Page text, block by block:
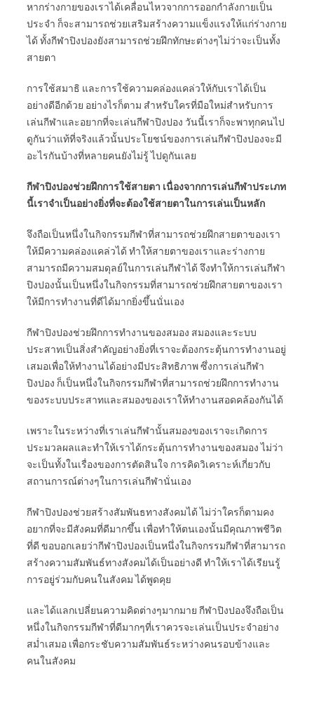
หากร่างกายของเราได้เคลื่อนไหวจากการออกกำลังกายเป็น
ประจำ ก็จะสามารถช่วยเสริมสร้างความแข็งแรงให้แก่ร่างกาย
ได้ ทั้งกีฬาปิงปองยังสามารถช่วยฝึกทักษะต่างๆไม่ว่าจะเป็นทั้ง
สายตา
การใช้สมาธิ และการใช้ความคล่องแคล่วให้กับเราได้เป็น
อย่างดีอีกด้วย อย่างไรก็ตาม สำหรับใครที่มือใหม่สำหรับการ
เล่นกีฬาและอยากที่จะเล่นกีฬาปิงปอง วันนี้เราก็จะพาทุกคนไป
ดูกันว่าแท้ที่จริงแล้วนั้นประโยชน์ของการเล่นกีฬาปิงปองจะมี
อะไรกันบ้างที่หลายคนยังไม่รู้ ไปดูกันเลย
กีฬาปิงปองช่วยฝึกการใช้สายตา เนื่องจากการเล่นกีฬาประเภท
นี้เราจำเป็นอย่างยิ่งที่จะต้องใช้สายตาในการเล่นเป็นหลัก
จึงถือเป็นหนึ่งในกิจกรรมกีฬาที่สามารถช่วยฝึกสายตาของเรา
ให้มีความคล่องแคล่วได้ ทำให้สายตาของเราและร่างกาย
สามารถมีความสมดุลย์ในการเล่นกีฬาได้ จึงทำให้การเล่นกีฬา
ปิงปองนั้นเป็นหนึ่งในกิจกรรมที่สามารถช่วยฝึกสายตาของเรา
ให้มีการทำงานที่ดีได้มากยิ่งขึ้นนั่นเอง
กีฬาปิงปองช่วยฝึกการทำงานของสมอง สมองและระบบ
ประสาทเป็นสิ่งสำคัญอย่างยิ่งที่เราจะต้องกระตุ้นการทำงานอยู่
เสมอเพื่อให้ทำงานได้อย่างมีประสิทธิภาพ ซึ่งการเล่นกีฬา
ปิงปอง ก็เป็นหนึ่งในกิจกรรมกีฬาที่สามารถช่วยฝึกการทำงาน
ของระบบประสาทและสมองของเราให้ทำงานสอดคล้องกันได้
เพราะในระหว่างที่เราเล่นกีฬานั้นสมองของเราจะเกิดการ
ประมวลผลและทำให้เราได้กระตุ้นการทำงานของสมอง ไม่ว่า
จะเป็นทั้งในเรื่องของการตัดสินใจ การคิดวิเคราะห์เกี่ยวกับ
สถานการณ์ต่างๆในการเล่นกีฬานั่นเอง
กีฬาปิงปองช่วยสร้างสัมพันธทางสังคมได้ ไม่ว่าใครก็ตามคง
อยากที่จะมีสังคมที่ดีมากขึ้น เพื่อทำให้ตนเองนั้นมีคุณภาพชีวิต
ที่ดี ขอบอกเลยว่ากีฬาปิงปองเป็นหนึ่งในกิจกรรมกีฬาที่สามารถ
สร้างความสัมพันธ์ทางสังคมได้เป็นอย่างดี ทำให้เราได้เรียนรู้
การอยู่ร่วมกับคนในสังคม ได้พูดคุย
และได้แลกเปลี่ยนความคิดต่างๆมากมาย กีฬาปิงปองจึงถือเป็น
หนึ่งในกิจกรรมกีฬาที่ดีมากๆที่เราควรจะเล่นเป็นประจำอย่าง
สม่ำเสมอ เพื่อกระชับความสัมพันธ์ระหว่างคนรอบข้างและ
คนในสังคม